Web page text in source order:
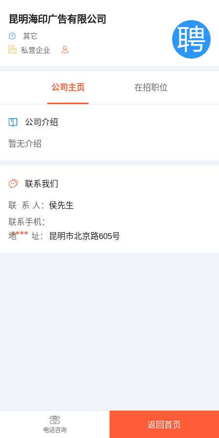
昆明海印广告有限公司
其它
私营企业
公司主页 在招职位
公司介绍
暂无介绍
联系我们
联 系 人： 侯先生
联系手机：
****
地 址： 昆明市北京路605号
电话咨询
返回首页